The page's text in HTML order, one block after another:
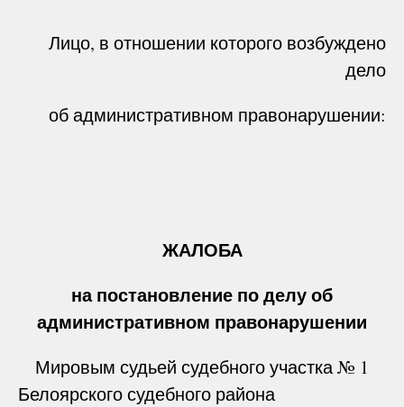
Лицо, в отношении которого возбуждено
дело
об административном правонарушении:
ЖАЛОБА
на постановление по делу об
административном правонарушении
Мировым судьей судебного участка № 1
Белоярского судебного района